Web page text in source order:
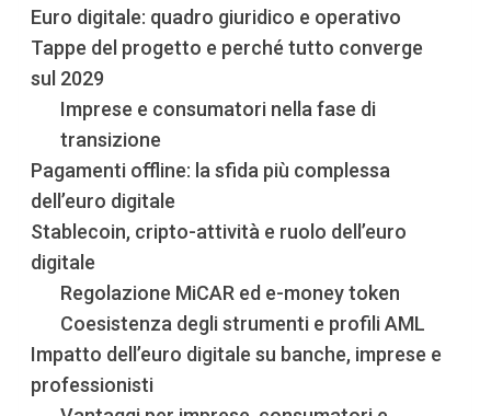
Euro digitale: quadro giuridico e operativo
Tappe del progetto e perché tutto converge
sul 2029
Imprese e consumatori nella fase di
transizione
Pagamenti offline: la sfida più complessa
dell’euro digitale
Stablecoin, cripto-attività e ruolo dell’euro
digitale
Regolazione MiCAR ed e-money token
Coesistenza degli strumenti e profili AML
Impatto dell’euro digitale su banche, imprese e
professionisti